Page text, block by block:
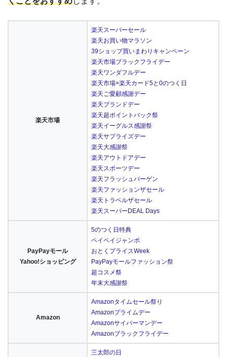
楽天市場
楽天スーパーセール
楽天お買い物マラソン
39ショップ買いまわりキャンペーン
楽天市場ブラックフライデー
楽天ワンダフルデー
楽天市場×楽天カード5と0のつく日
楽天ご愛顧感謝デー
楽天ブランドデー
楽天超ポイントバック祭
楽天イーグルス感謝祭
楽天サプライズデー
楽天大感謝祭
楽天アウトドアデー
楽天スポーツデー
楽天フラッシュバーゲン
楽天ファッションザセール
楽天トラベルザセール
楽天スーパーDEAL Days
PayPayモール
Yahoo!ショッピング
5のつく日特典
ペイペイジャンボ
おとくプライスWeek
PayPayモールファッション祭
超コスメ祭
年末大感謝祭
Amazon
Amazonタイムセール祭り
Amazonプライムデー
Amazonサイバーマンデー
Amazonブラックフライデー
三太郎の日